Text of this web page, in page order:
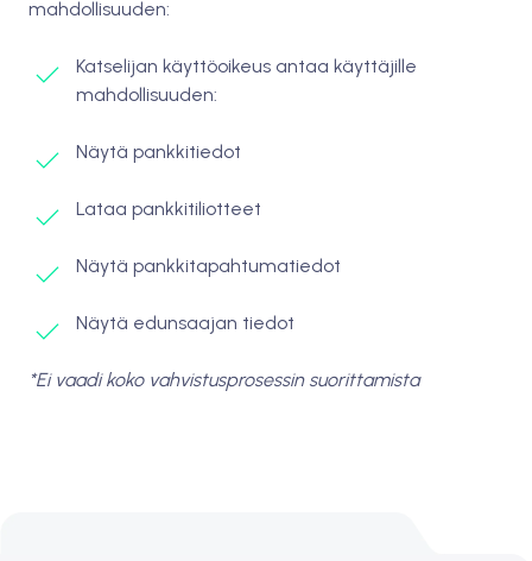
mahdollisuuden:
Katselijan käyttöoikeus antaa käyttäjille
mahdollisuuden:
Näytä pankkitiedot
Lataa pankkitiliotteet
Näytä pankkitapahtumatiedot
Näytä edunsaajan tiedot
*Ei vaadi koko vahvistusprosessin suorittamista